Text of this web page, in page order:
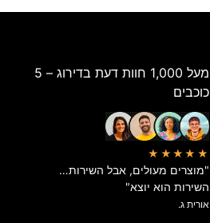
מעל 1,000 חוות דעת בדירוג – 5
כוכבים
★★★★★
"מוצרים מעולים, אבל השירות…
השירות הוא יוצא"
אורית ג.